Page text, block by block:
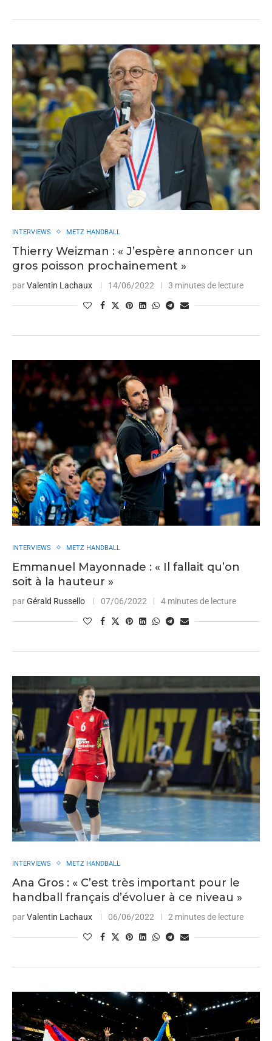
INTERVIEWS METZ HANDBALL
Thierry Weizman : « J’espère annoncer un
gros poisson prochainement »
parValentin Lachaux 14/06/2022 3 minutes de lecture
INTERVIEWS METZ HANDBALL
Emmanuel Mayonnade : « Il fallait qu’on
soit à la hauteur »
parGérald Russello 07/06/2022 4 minutes de lecture
INTERVIEWS METZ HANDBALL
Ana Gros : « C’est très important pour le
handball français d’évoluer à ce niveau »
parValentin Lachaux 06/06/2022 2 minutes de lecture